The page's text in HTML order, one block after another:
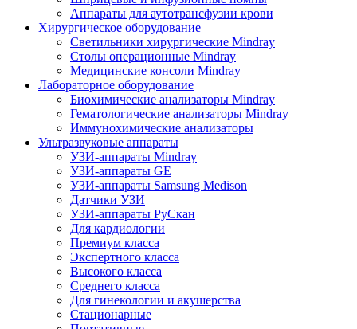
Аппараты для аутотрансфузии крови
Хирургическое оборудование
Светильники хирургические Mindray
Столы операционные Mindray
Медицинские консоли Mindray
Лабораторное оборудование
Биохимические анализаторы Mindray
Гематологические анализаторы Mindray
Иммунохимические анализаторы
Ультразвуковые аппараты
УЗИ-аппараты Mindray
УЗИ-аппараты GE
УЗИ-аппараты Samsung Medison
Датчики УЗИ
УЗИ-аппараты РуСкан
Для кардиологии
Премиум класса
Экспертного класса
Высокого класса
Среднего класса
Для гинекологии и акушерства
Стационарные